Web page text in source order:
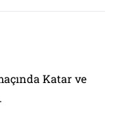
Katar ve